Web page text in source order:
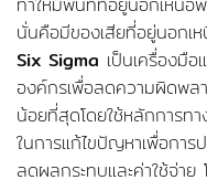
นั่นคือมีของเสียที่อยู่นอกเ
Six Sigma เป็นเครื่องมื
องค์กรเพื่อลดความผิดพล
น้อยที่สุดโดยใช้หลักการท
ในการแก้ไขปัญหาเพื่อกา
ลดผลกระทบและค่าใช้จ่า